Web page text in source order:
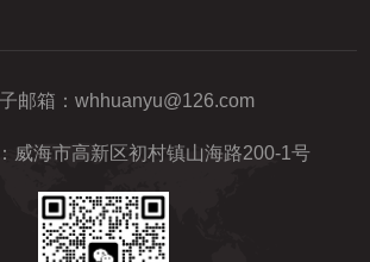
邮箱： whhuanyu@126.com
威海市高新区初村镇山海路200-1号